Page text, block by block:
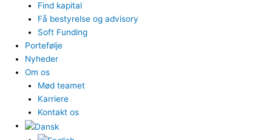
Find kapital
Få bestyrelse og advisory
Soft Funding
Portefølje
Nyheder
Om os
Mød teamet
Karriere
Kontakt os